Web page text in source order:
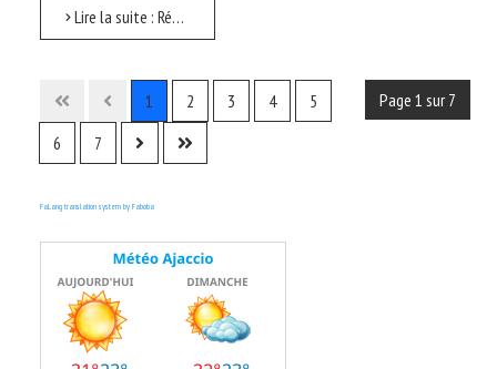
Lire la suite : Réseau APRS LoRa TKNet
Page 1 sur 7
1 2 3 4
5
6
7
FaLang translation system by Faboba